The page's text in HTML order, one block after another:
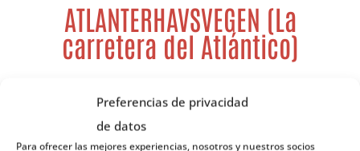
Preferencias de privacidad
de datos
Para ofrecer las mejores experiencias, nosotros y nuestros socios
ATLANTERHAVSVEGEN (La
carretera del Atlántico)
En 2005 fue votada como la “hazaña de
ingeniería del siglo” de Noruega y, a